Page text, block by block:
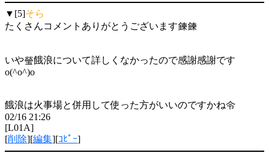
▼[5]そら
たくさんコメントありがとうございます鍊鍊
いや瑩餓浪について詳しくなかったので感謝感謝です
o(^o^)o
餓浪は火事場と併用して使った方がいいのですかね令
02/16 21:26
[L01A]
[削除][編集][ｺﾋﾟｰ]